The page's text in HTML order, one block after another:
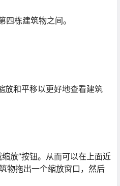
栋建筑物之间。
放和平移以更好地查看建筑
放”按钮。从而可以在上面近
物拖出一个缩放窗口，然后